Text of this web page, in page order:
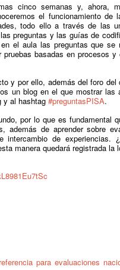
cinco semanas y, ahora,
el funcionamiento de
todo ello a través de las
preguntas y las guías de
el aula las preguntas que se
basadas en procesos y
y por ello, además del foro del
un blog en el que mostrar las
y al hashtag #preguntasPISA.
por lo que es fundamental
además de aprender sobre
intercambio de experiencias.
manera quedará registrada la
para evaluaciones